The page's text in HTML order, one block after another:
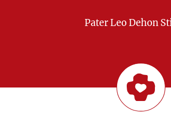
Pater Leo Dehon